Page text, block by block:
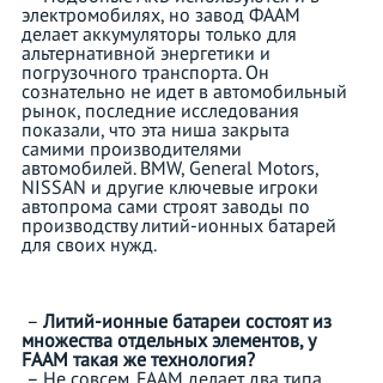
электромобилях, но завод ФААМ
делает аккумуляторы только для
альтернативной энергетики и
погрузочного транспорта. Он
сознательно не идет в автомобильный
рынок, последние исследования
показали, что эта ниша закрыта
самими производителями
автомобилей. BMW, General Motors,
NISSAN и другие ключевые игроки
автопрома сами строят заводы по
производству литий-ионных батарей
для своих нужд.
– Литий-ионные батареи состоят из
множества отдельных элементов, у
FAAM такая же технология?